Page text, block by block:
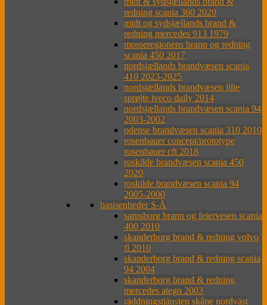
redning scania 360 2020
midt og sydsjællands brand &
redning mercedes 913 1979
mosseregionens brann og redning
scania 450 2017
nordsjællands brandvæsen scania
410 2023-2025
nordsjællands brandvæsen lille
sprøjte iveco daily 2014
nordsjællands brandvæsen scania 94
2003-2002
odense brandvæsen scania 310 2010
rosenbauer concept/prototype
rosenbauer cft 2018
roskilde brandvæsen scania 450
2020
roskilde brandvæsen scania 94
2005-2000
basisenheder S-Å
sarpsborg brann og feiervesen scania
400 2010
skanderborg brand & redning volvo
fl 2010
skanderborg brand & redning scania
94 2004
skanderborg brand & redning
mercedes atego 2003
räddningstjänsten skåne nordväst